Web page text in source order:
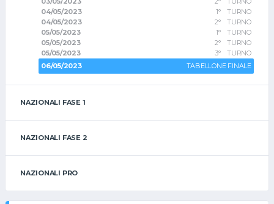
04/05/2023
1° TURNO
04/05/2023
2° TURNO
05/05/2023
1° TURNO
05/05/2023
2° TURNO
05/05/2023
3° TURNO
06/05/2023
TABELLONE FINALE
NAZIONALI FASE 1
NAZIONALI FASE 2
NAZIONALI PRO